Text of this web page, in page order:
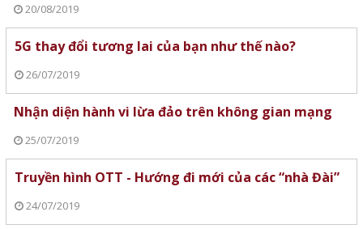
20/08/2019
5G thay đổi tương lai của bạn như thế nào?
26/07/2019
Nhận diện hành vi lừa đảo trên không gian mạng
25/07/2019
Truyền hình OTT - Hướng đi mới của các “nhà Đài”
24/07/2019